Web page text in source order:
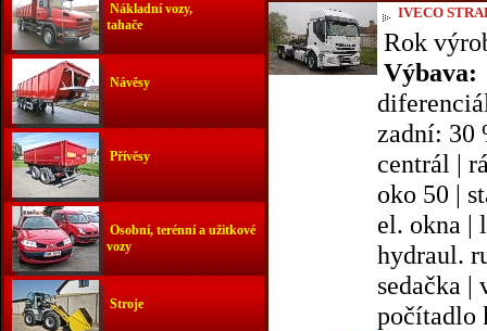
Nákladní vozy,
tahače
Návěsy
Přívěsy
Osobní, terénní a užitkové
vozy
Stroje
IVECO
Rok
Výbava:
zadní: 30
centrál |
oko 50 |
el. okna |
hydraul.
sedačka
počítadlo